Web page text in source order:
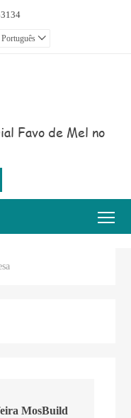
Português 
Favo de Mel no
MosBuild